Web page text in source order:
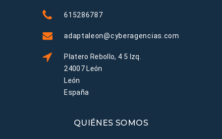
615286787
adaptaleon@cyberagencias.com
Platero Rebollo, 4 5 Izq.
24007 León
León
España
QUIÉNES SOMOS